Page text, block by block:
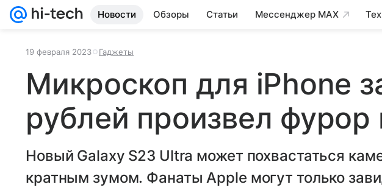
Новости Обзоры Статьи Мессенджер MAX
19 февраля 2023 Гаджеты
Микроскоп для iPhone
рублей произвел фурор
Новый Galaxy S23 Ultra может похвастаться
кратным зумом. Фанаты Apple могут только